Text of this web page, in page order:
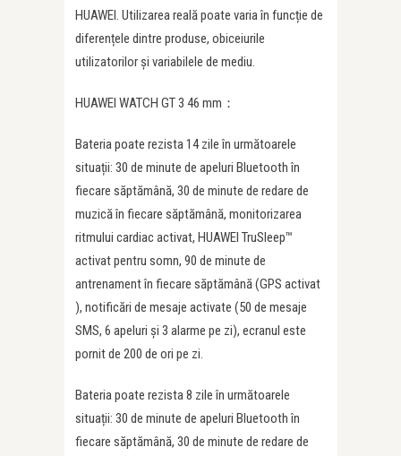
HUAWEI. Utilizarea reală poate varia în funcție de
diferențele dintre produse, obiceiurile
utilizatorilor și variabilele de mediu.
HUAWEI WATCH GT 3 46 mm：
Bateria poate rezista 14 zile în următoarele
situații: 30 de minute de apeluri Bluetooth în
fiecare săptămână, 30 de minute de redare de
muzică în fiecare săptămână, monitorizarea
ritmului cardiac activat, HUAWEI TruSleep™
activat pentru somn, 90 de minute de
antrenament în fiecare săptămână (GPS activat
), notificări de mesaje activate (50 de mesaje
SMS, 6 apeluri și 3 alarme pe zi), ecranul este
pornit de 200 de ori pe zi.
Bateria poate rezista 8 zile în următoarele
situații: 30 de minute de apeluri Bluetooth în
fiecare săptămână, 30 de minute de redare de